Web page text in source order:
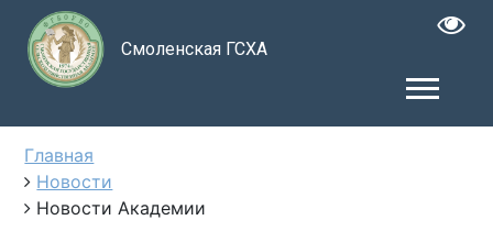
Смоленская ГСХА
Главная
Новости
Новости Академии